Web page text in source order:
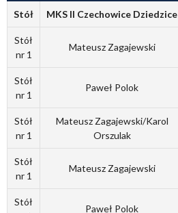
Stół MKS II Czechowice Dziedzice
Stół
nr 1
Mateusz Zagajewski
Stół
nr 1
Paweł Polok
Stół
nr 1
Mateusz Zagajewski/Karol
Orszulak
Stół
nr 1
Mateusz Zagajewski
Stół
Paweł Polok